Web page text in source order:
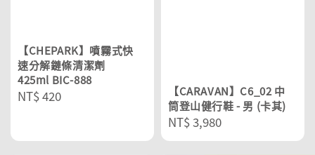
【CHEPARK】噴霧式快
速分解鏈條清潔劑
425ml BIC-888
Regular
NT$ 420
【CARAVAN】C6_02 中
筒登山健行鞋 - 男 (卡其)
Regular
price
NT$ 3,980